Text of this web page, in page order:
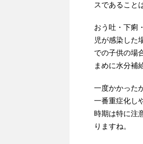
スであること
おう吐・下痢
児が感染した
での子供の場
まめに水分補
一度かかった
一番重症化し
時期は特に注
りますね。